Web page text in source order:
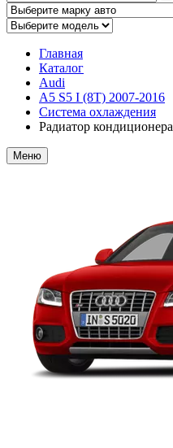
Главная
Каталог
Audi
A5 S5 I (8T) 2007-2016
Система охлаждения
Радиатор кондиционера
Меню